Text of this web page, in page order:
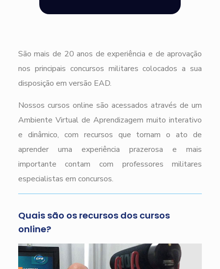
São mais de 20 anos de experiência e de aprovação
nos principais concursos militares colocados a sua
disposição em versão EAD.
Nossos cursos online são acessados através de um
Ambiente Virtual de Aprendizagem muito interativo
e dinâmico, com recursos que tornam o ato de
aprender uma experiência prazerosa e mais
importante contam com professores militares
especialistas em concursos.
Quais são os recursos dos cursos
online?